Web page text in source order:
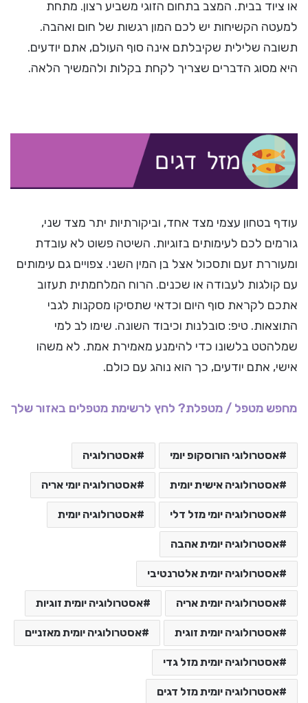
או ציוד בבית. המצב בתחום הזוגי משביע רצון. מתחת
למעטה הקשיחות יש לכם המון רגשות של חום ואהבה.
תשובה שלילית שקיבלתם אינה סוף העולם, אתם יודעים.
היא מסוג הדברים שצריך לקחת בקלות ולהמשיך הלאה.
עודף בטחון עצמי מצד אחד, וביקורתיות יתר מצד שני,
גורמים לכם לעימותים בזוגיות. השיטה פשוט לא עובדת
ומעוררת זעם ותסכול אצל בן המין השני. צפויים גם עימותים
עם קולגות לעבודה או שכנים. הרוח המלחמתית תעזוב
אתכם לקראת סוף היום וכדאי שתסיקו מסקנות לגבי
התוצאות. טיפ: סובלנות וכיבוד השונה. שימו לב למי
שמלהטט בלשונו כדי להימנע מאמירת אמת. לא משהו
אישי, אתם יודעים, כך הוא נוהג עם כולם.
מחפש מטפל / מטפלת? לחץ לרשימת מטפלים באזור שלך
אסטרולוגי הורוסקופ יומי אסטרולוגיה
אסטרולוגיה אישית יומית אסטרולוגיה יומי אריה
אסטרולוגיה יומי מזל דלי אסטרולוגיה יומית
אסטרולוגיה יומית אהבה
אסטרולוגיה יומית אלטרנטיבי
אסטרולוגיה יומית אריה אסטרולוגיה יומית זוגיות
אסטרולוגיה יומית זוגית אסטרולוגיה יומית מאזניים
אסטרולוגיה יומית מזל גדי
אסטרולוגיה יומית מזל דגים